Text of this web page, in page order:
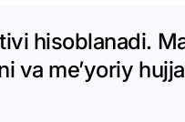
hisoblanadi.
va meʼyoriy